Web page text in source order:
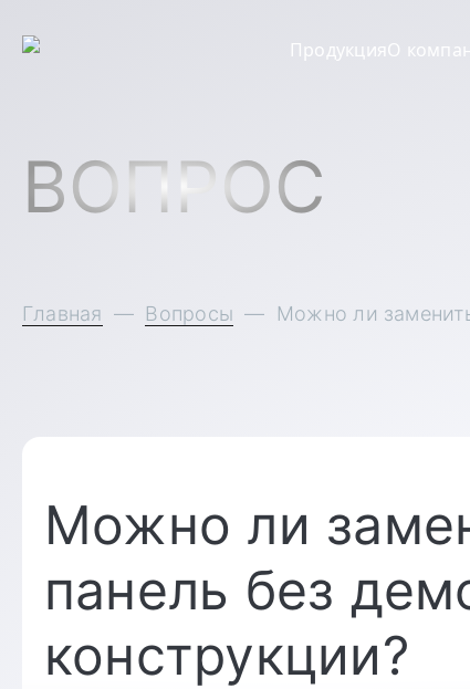
ПродукцияО
ВОПРОС
Главная — Вопросы — Можно ли
Можно ли
панель без
конструкции?